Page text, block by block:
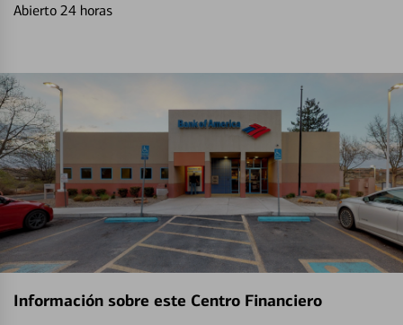
Abierto 24 horas
Información sobre este Centro Financiero